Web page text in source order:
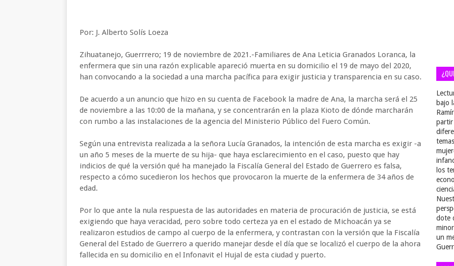
Por: J. Alberto Solís Loeza
Zihuatanejo, Guerrrero; 19 de noviembre de 2021.-Familiares de Ana Leticia Granados Loranca, la
enfermera que sin una razón explicable apareció muerta en su domicilio el 19 de mayo del 2020,
han convocando a la sociedad a una marcha pacífica para exigir justicia y transparencia en su caso.
De acuerdo a un anuncio que hizo en su cuenta de Facebook la madre de Ana, la marcha será el 25
de noviembre a las 10:00 de la mañana, y se concentrarán en la plaza Kioto de dónde marcharán
con rumbo a las instalaciones de la agencia del Ministerio Público del Fuero Común.
Según una entrevista realizada a la señora Lucía Granados, la intención de esta marcha es exigir -a
un año 5 meses de la muerte de su hija- que haya esclarecimiento en el caso, puesto que hay
indicios de qué la versión qué ha manejado la Fiscalía General del Estado de Guerrero es falsa,
respecto a cómo sucedieron los hechos que provocaron la muerte de la enfermera de 34 años de
edad.
Por lo que ante la nula respuesta de las autoridades en materia de procuración de justicia, se está
exigiendo que haya veracidad, pero sobre todo certeza ya en el estado de Michoacán ya se
realizaron estudios de campo al cuerpo de la enfermera, y contrastan con la versión que la Fiscalía
General del Estado de Guerrero a querido manejar desde el día que se localizó el cuerpo de la ahora
fallecida en su domicilio en el Infonavit el Hujal de esta ciudad y puerto.
bajo
partir
los
dote
un